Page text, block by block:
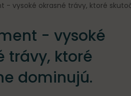
- vysoké okrasné trávy, ktoré
- vysoké
trávy, ktoré
dominujú.